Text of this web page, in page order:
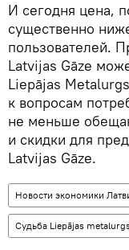
И сегодня цена,
существенно
пользователей.
Latvijas Gāze
Liepājas
к вопросам
не меньше
и скидки для
Latvijas Gāze.
Новости экономики
Судьба Liepājas